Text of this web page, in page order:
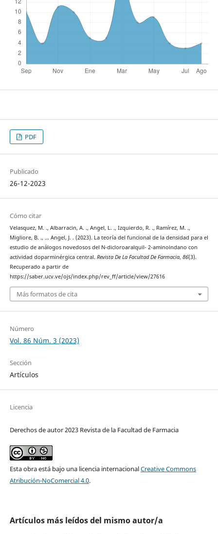
PDF
Publicado
26-12-2023
Cómo citar
Velasquez, M. ., Albarracin, A. ., Angel, L. ., Izquierdo, R. ., Ramírez, M. .,
Migliore, B. ., … Angel, J. . (2023). La teoría del funcional de la densidad para el
estudio de análogos novedosos del N-dicloroaralquil- 2-aminoindano con
actividad doparminérgica central. Revista De La Facultad De Farmacia, 86(3).
Recuperado a partir de
https://saber.ucv.ve/ojs/index.php/rev_ff/article/view/27616
Más formatos de cita
Número
Vol. 86 Núm. 3 (2023)
Sección
Artículos
Licencia
Derechos de autor 2023 Revista de la Facultad de Farmacia
Esta obra está bajo una licencia internacionalCreative Commons
Atribución-NoComercial 4.0.
Artículos más leídos del mismo autor/a